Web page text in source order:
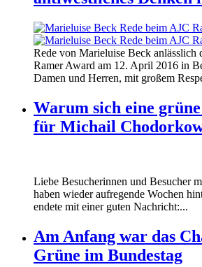
Rede von Marieluise Beck anlässlich
Ramer Award am 12. April 2016 in
Damen und Herren, mit großem
Warum sich eine
für Michail
Liebe Besucherinnen und Besucher
haben wieder aufregende Wochen
endete mit einer guten Nachricht:...
Am Anfang war das
Grüne im Bundestag